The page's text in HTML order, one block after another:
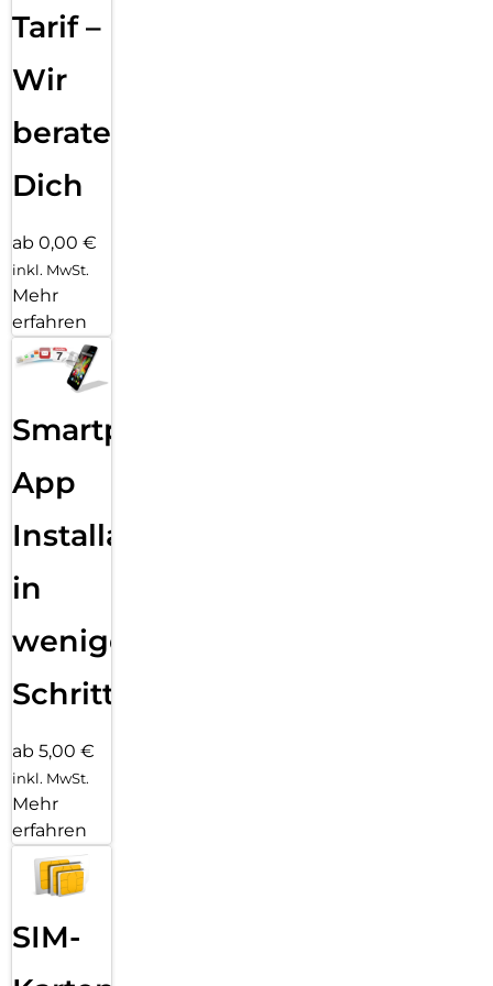
Tarif –
Wir
beraten
Dich
ab 0,00 €
inkl. MwSt.
Mehr
erfahren
Smartphone
App
Installation
in
wenigen
Schritten
ab 5,00 €
inkl. MwSt.
Mehr
erfahren
SIM-